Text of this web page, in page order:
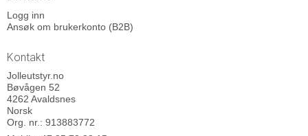
Logg inn
Ansøk om brukerkonto (B2B)
Kontakt
Jolleutstyr.no
Bøvågen 52
4262 Avaldsnes
Norsk
Org. nr.: 913883772